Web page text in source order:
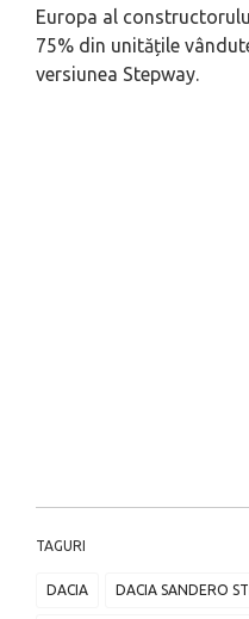
Europa al
75% din unitățile
versiunea Stepway.
TAGURI
DACIA DACIA SANDERO